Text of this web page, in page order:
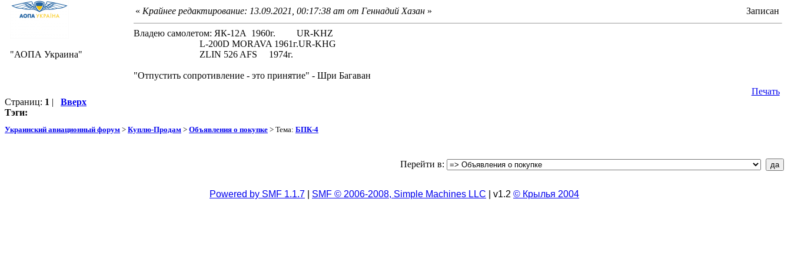
"АОПА Украина"
« Крайнее редактирование: 13.09.2021, 00:17:38 am от Геннадий Хазан » Записан
Владею самолетом: ЯК-12А 1960г. UR-KHZ
L-200D MORAVA 1961г.UR-KHG
ZLIN 526 AFS 1974г.
"Отпустить сопротивление - это принятие" - Шри Багаван
Печать
Страниц: 1 | Вверх
Тэги:
Украинский авиационный форум > Куплю-Продам > Объявления о покупке > Тема: БПК-4
Перейти в:
Powered by SMF 1.1.7 SMF © 2006-2008, Simple Machines LLC | v1.2 © Крылья 2004